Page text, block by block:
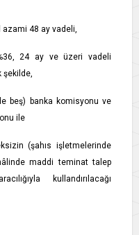
48 ay vadeli,
24 ay ve üzeri vadeli
şekilde,
beş) banka komisyonu ve
ile
(şahıs işletmelerinde
maddi teminat talep
kullandırılacağı